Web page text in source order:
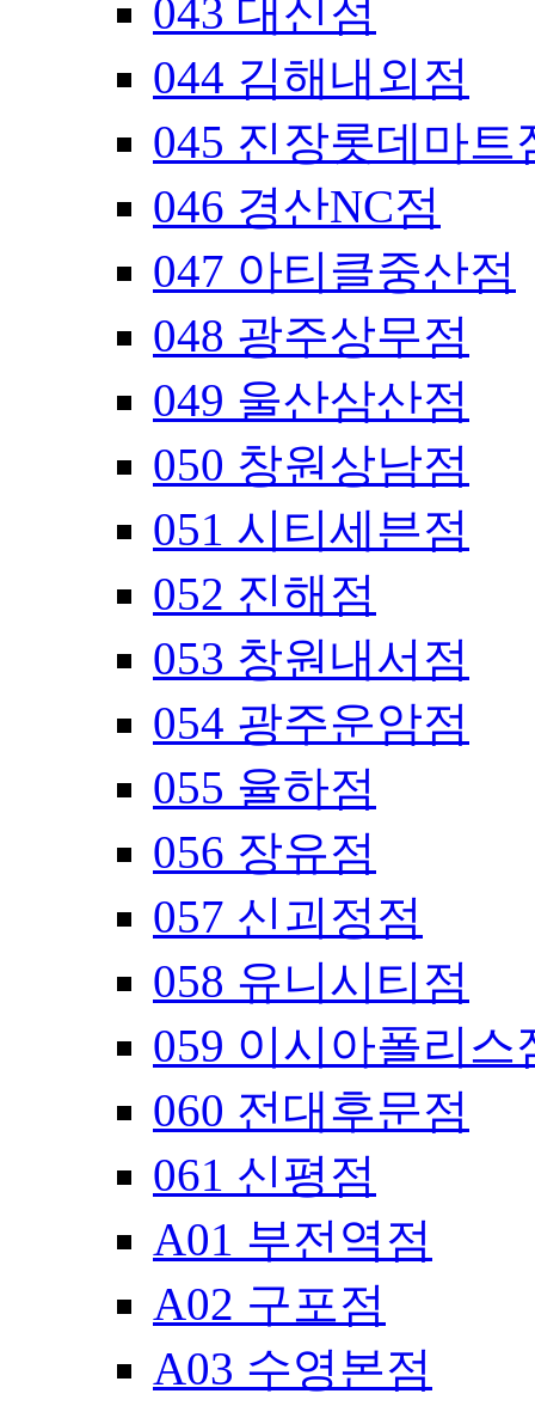
043 대신점
044 김해내외점
045 진장롯데마트
046 경산NC점
047 아티클중산점
048 광주상무점
049 울산삼산점
050 창원상남점
051 시티세븐점
052 진해점
053 창원내서점
054 광주운암점
055 율하점
056 장유점
057 신괴정점
058 유니시티점
059 이시아폴리스
060 전대후문점
061 신평점
A01 부전역점
A02 구포점
A03 수영본점